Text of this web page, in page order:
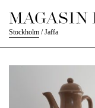
Stockholm /Jaffa